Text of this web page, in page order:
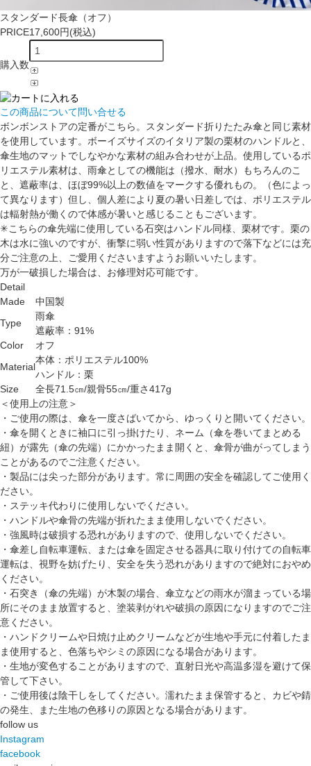
スタンダード長傘（オフ）
PRICE17,600円(税込)
購入数
この商品について問い合せる
ボンボンストアの定番がこちら。スタンダード折りたたみ傘と同じ素材
を使用しています。ボーイズサイズのイタリア製の栗材のハンドルと、
傘生地のマットでしなやかな素材の組み合わせが上品。使用しているポ
リエステル素材は、雨傘としての機能は（撥水、耐水）もちろんのこ
と、遮蔽率は、ほぼ99%以上の数値をマークする優れもの。（色によっ
て異なります）但し、個人差により夏の暑い日差しでは、ポリエステル
は輻射熱が働くので体感が暑いと感じることもございます。
✳︎こちらの傘先端に使用している石突はハンドル同様、栗材です。栗の
木は水に強いのですが、衝撃に弱い性質がありますので落下などには充
分ご注意の上、ご愛用くださいますようお願いいたします。
万が一破損した場合は、お修理対応可能です。
Detail
Made
中国製
Type
雨傘
遮蔽率：91%
Color
オフ
Material
本体：ポリエステル100%
ハンドル：栗
Size
全長71.5㎝/親骨55㎝/重さ417g
＜使用上の注意＞
・ご使用の際は、傘を一度さばいてから、ゆっくりと開いてください。
・傘を開くときに袖口に引っ掛けたり、ネーム（傘を巻いてまとめる
紐）が露先（傘の先端）にかかったまま開くと、傘骨が曲がってしまう
ことがあるのでご注意ください。
・製品には尖った部分があります。常に周囲の安全を確認してご使用く
ださい。
・ステッキ代わりに使用しないでください。
・ハンドルや傘骨の先端が折れたまま使用しないでください。
・強風時は破損する恐れがありますので、使用しないでください。
・傘差し自転車運転、または傘を固定させる器具に取り付けての自転車
運転は、視野を妨げたり、安全を失う恐れがありますので絶対におやめ
ください。
・石突き（傘の先端）が木製の場合、傘立などの雨水が溜まっている場
所にそのまま放置すると、塗装剥がれや破損の原因になりますのでご注
意ください。
・ハンドクリームや日焼け止めクリームなどが生地や手元に付着したま
ま使用すると、色落ちやシミの原因になる場合があります。
・生地が変色することがありますので、直射日光や高温多湿を避けて保
管して下さい。
・ご使用後は陰干しをしてください。濡れたまま保管すると、カビや錆
の発生、また生地の色移りの原因となる場合があります。
follow us
Instagram
facebook